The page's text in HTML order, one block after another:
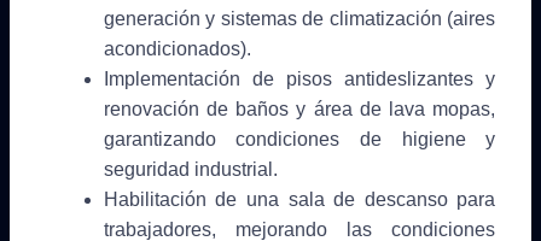
generación y sistemas de climatización (aires
acondicionados).
Implementación de pisos antideslizantes y
renovación de baños y área de lava mopas,
garantizando condiciones de higiene y
seguridad industrial.
Habilitación de una sala de descanso para
trabajadores, mejorando las condiciones